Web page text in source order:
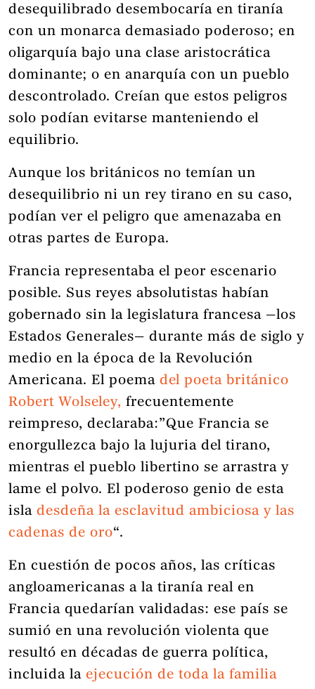
desequilibrado desembocaría en tiranía
con un monarca demasiado poderoso; en
oligarquía bajo una clase aristocrática
dominante; o en anarquía con un pueblo
descontrolado. Creían que estos peligros
solo podían evitarse manteniendo el
equilibrio.
Aunque los británicos no temían un
desequilibrio ni un rey tirano en su caso,
podían ver el peligro que amenazaba en
otras partes de Europa.
Francia representaba el peor escenario
posible. Sus reyes absolutistas habían
gobernado sin la legislatura francesa —los
Estados Generales— durante más de siglo y
medio en la época de la Revolución
Americana. El poema del poeta británico
Robert Wolseley, frecuentemente
reimpreso, declaraba:”Que Francia se
enorgullezca bajo la lujuria del tirano,
mientras el pueblo libertino se arrastra y
lame el polvo. El poderoso genio de esta
isla desdeña la esclavitud ambiciosa y las
cadenas de oro“.
En cuestión de pocos años, las críticas
angloamericanas a la tiranía real en
Francia quedarían validadas: ese país se
sumió en una revolución violenta que
resultó en décadas de guerra política,
incluida la ejecución de toda la familia